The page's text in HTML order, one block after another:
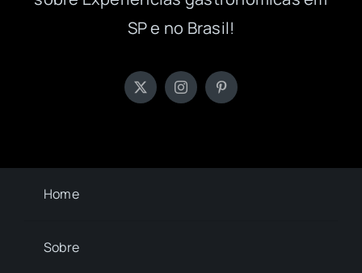
SP e no Brasil!
Home
Sobre